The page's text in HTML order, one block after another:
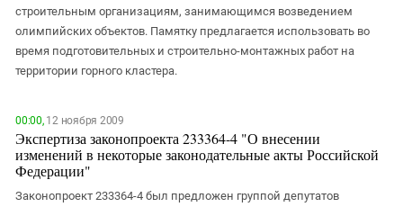
строительным организациям, занимающимся возведением
олимпийских объектов. Памятку предлагается использовать во
время подготовительных и строительно-монтажных работ на
территории горного кластера.
00:00,12 ноября 2009
Экспертиза законопроекта 233364-4 "О внесении
изменений в некоторые законодательные акты Российской
Федерации"
Законопроект 233364-4 был предложен группой депутатов